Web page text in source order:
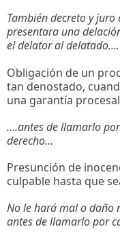
También decreto y
presentara una
el delator al delatado….
Obligación de un
tan denostado,
una garantía
….antes de llamarlo
derecho…
Presunción de
culpable hasta que
No le hará mal o daño
antes de llamarlo por